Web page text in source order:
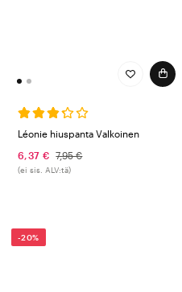
Léonie hiuspanta Valkoinen
6,37 €
7,95 €
(ei sis. ALV:tä)
-20%